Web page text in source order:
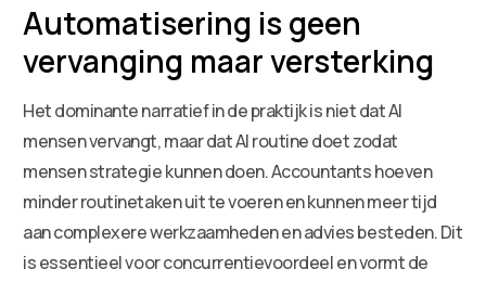
Automatisering is geen
vervanging maar versterking
Het dominante narratief in de praktijk is niet dat AI
mensen vervangt, maar dat AI routine doet zodat
mensen strategie kunnen doen. Accountants hoeven
minder routinetaken uit te voeren en kunnen meer tijd
aan complexere werkzaamheden en advies besteden. Dit
is essentieel voor concurrentievoordeel en vormt de